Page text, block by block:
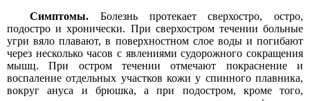
Симптомы. Болезнь протекает сверхостро, остро,
подостро и хронически. При сверхостром течении больные
угри вяло плавают, в поверхностном слое воды и погибают
через несколько часов с явлениями судорожного сокращения
мышц. При остром течении отмечают покраснение и
воспаление отдельных участков кожи у спинного плавника,
вокруг ануса и брюшка, а при подостром, кроме того,